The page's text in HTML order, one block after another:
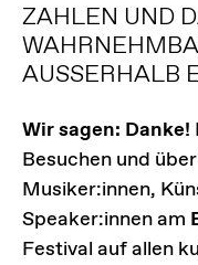
ZAHLEN UND
AUSSERHALB
Wir sagen: Danke!
Besuchen und über
Musiker:innen,
Speaker:innen am
Festival auf allen